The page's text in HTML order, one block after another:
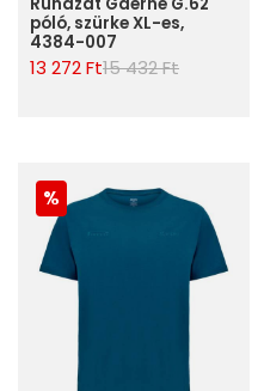
póló, szürke XL-es,
4384-007
13 272 Ft15 432 Ft